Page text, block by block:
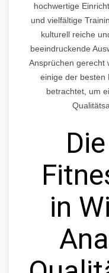
hochwertige
und vielfältige
kulturell reiche
beeindruckende
Ansprüchen gerecht
einige der besten
betrachtet, um
in